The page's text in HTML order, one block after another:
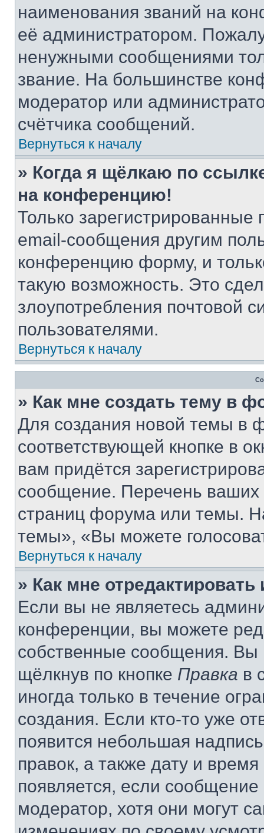
наименования званий на
её администратором.
ненужными сообщениями
звание. На большинстве
модератор или
счётчика сообщений.
Вернуться к началу
» Когда я щёлкаю по
на конференцию!
Только зарегистрированные
email-сообщения другим
конференцию форму, и
такую возможность. Это
злоупотребления почтовой
пользователями.
Вернуться к началу
» Как мне создать тему в
Для создания новой темы в
соответствующей кнопке в
вам придётся
сообщение. Перечень ваших
страниц форума или темы.
темы», «Вы можете
Вернуться к началу
» Как мне
Если вы не являетесь
конференции, вы можете
собственные сообщения. Вы
щёлкнув по кнопке Правка в
иногда только в течение
создания. Если кто-то уже
появится небольшая
правок, а также дату и
появляется, если
модератор, хотя они могут